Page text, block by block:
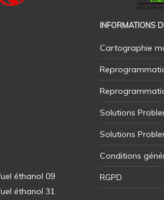
INFORMATIONS
Cartographie
Solutions
Solutions
Conditions
RGPD
éthanol 09
éthanol 31